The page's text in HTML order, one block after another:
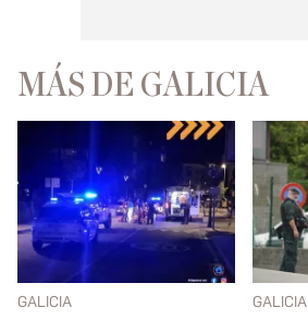
MÁS DE GALICIA
GALICIA GALICIA